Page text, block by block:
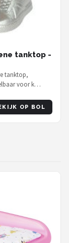
tanktop -
tanktop,
voor k…
OP BOL